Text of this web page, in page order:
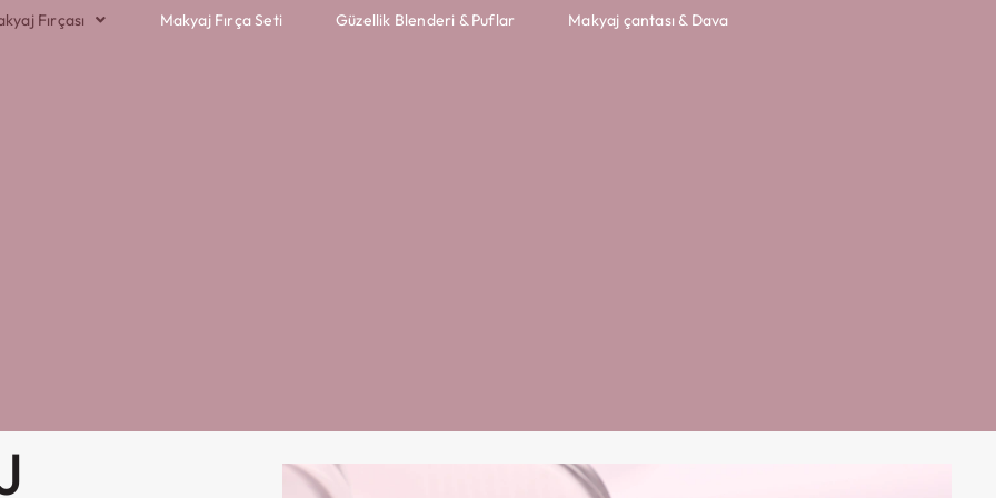
Fırçası Makyaj Fırça Seti Güzellik Blenderi & Puflar Makyaj çantası & Dava